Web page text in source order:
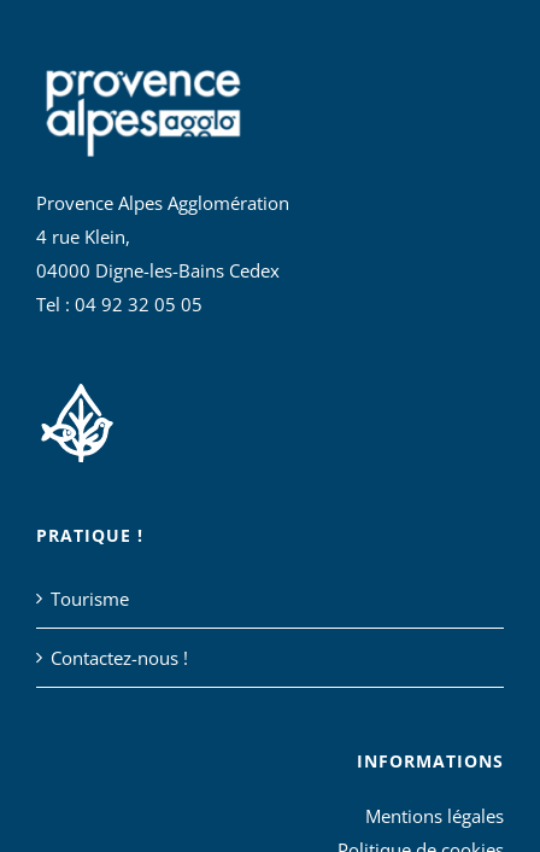
Provence Alpes Agglomération
4 rue Klein,
04000 Digne-les-Bains Cedex
Tel : 04 92 32 05 05
PRATIQUE !
Tourisme
Contactez-nous !
INFORMATIONS
Mentions légales